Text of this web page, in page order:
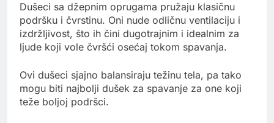
Dušeci sa džepnim oprugama pružaju klasičnu
podršku i čvrstinu. Oni nude odličnu ventilaciju i
izdržljivost, što ih čini dugotrajnim i idealnim za
ljude koji vole čvršći osećaj tokom spavanja.
Ovi dušeci sjajno balansiraju težinu tela, pa tako
mogu biti najbolji dušek za spavanje za one koji
teže boljoj podršci.